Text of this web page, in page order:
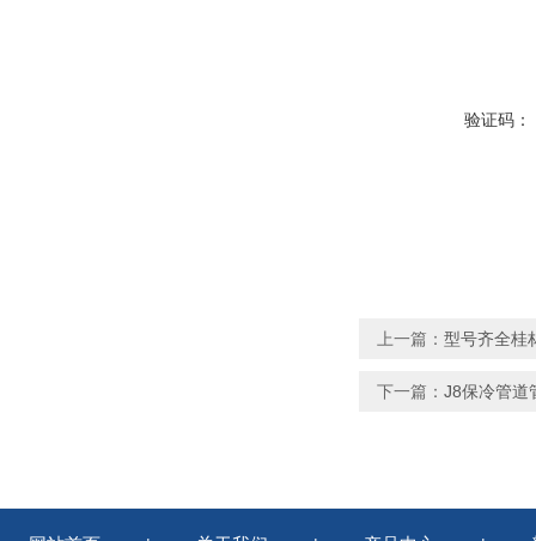
验证码：
上一篇： 型号齐全桂
下一篇： J8保冷管道